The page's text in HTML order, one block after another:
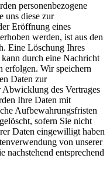
personenbezogene
uns diese zur
Eröffnung eines
werden, ist aus den
Eine Löschung Ihres
durch eine Nachricht
erfolgen. Wir speichern
Daten zur
des Vertrages
Ihre Daten mit
Aufbewahrungsfristen
sofern Sie nicht
Daten eingewilligt haben
von unserer
nachstehend entsprechend